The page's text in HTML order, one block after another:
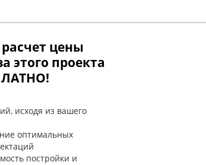
цены
этого проекта
исходя из вашего
оптимальных
постройки и